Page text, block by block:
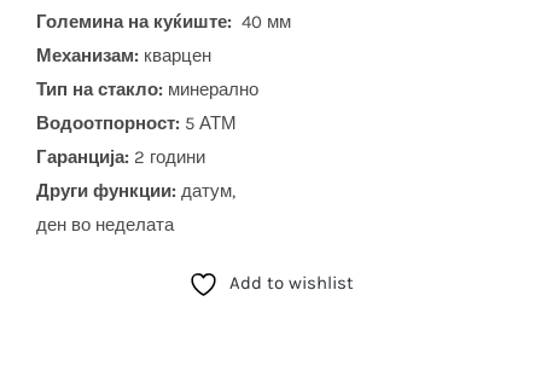
Големина на куќиште: 40 мм
Механизам: кварцен
Тип на стакло: минерално
Водоотпорност: 5 АТМ
Гаранција: 2 години
Други функции: датум,
ден во неделата
Add to wishlist